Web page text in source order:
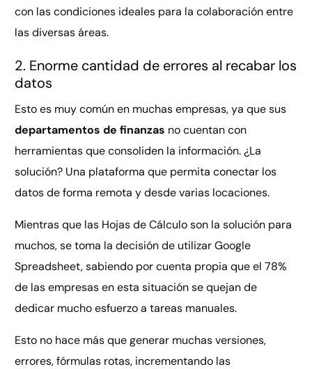
con las condiciones ideales para la colaboración entre
las diversas áreas.
2. Enorme cantidad de errores al recabar los
datos
Esto es muy común en muchas empresas, ya que sus
departamentos de finanzas no cuentan con
herramientas que consoliden la información. ¿La
solución? Una plataforma que permita conectar los
datos de forma remota y desde varias locaciones.
Mientras que las Hojas de Cálculo son la solución para
muchos, se toma la decisión de utilizar Google
Spreadsheet, sabiendo por cuenta propia que el 78%
de las empresas en esta situación se quejan de
dedicar mucho esfuerzo a tareas manuales.
Esto no hace más que generar muchas versiones,
errores, fórmulas rotas, incrementando las